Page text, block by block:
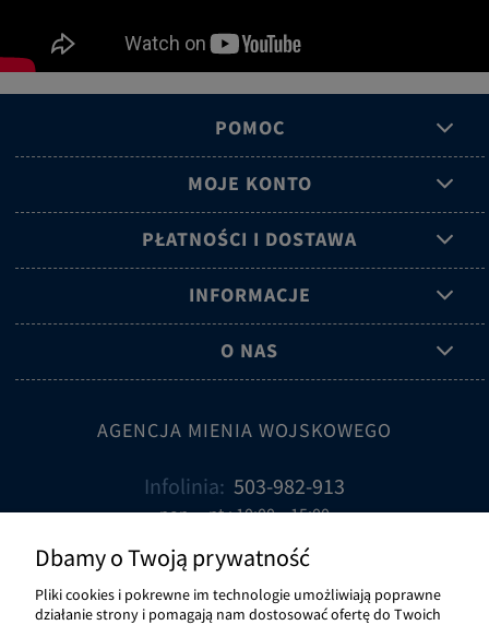
POMOC
MOJE KONTO
PŁATNOŚCI I DOSTAWA
INFORMACJE
O NAS
AGENCJA MIENIA WOJSKOWEGO
Infolinia: 503-982-913
pon. – pt.: 10:00 – 15:00
Email: sklep@amw.com.pl
NEWSLETTER
Dbamy o Twoją prywatność
Pliki cookies i pokrewne im technologie umożliwiają poprawne
działanie strony i pomagają nam dostosować ofertę do Twoich